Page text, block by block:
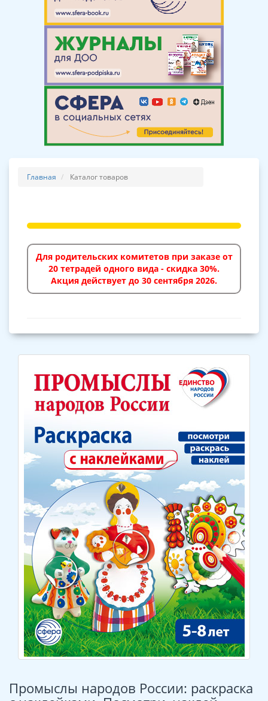
Главная Каталог товаров
Для родительских комитетов при заказе от
20 тетрадей одного вида - скидка 30%.
Акция действует до 30 сентября 2026.
Промыслы народов России: раскраска